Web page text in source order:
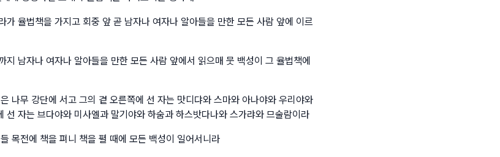
가 율법책을 가지고 회중 앞 곧 남자나 여자나 알아들을 만한 모든 사람 앞에 이르
지 남자나 여자나 알아들을 만한 모든 사람 앞에서 읽으매 뭇 백성이 그 율법책에
나무 강단에 서고 그의 곁 오른쪽에 선 자는 맛디댜와 스마와 아나야와 우리야와
선 자는 브다야와 미사엘과 말기야와 하숨과 하스밧다나와 스가랴와 므술람이라
목전에 책을 펴니 책을 펼 때에 모든 백성이 일어서니라